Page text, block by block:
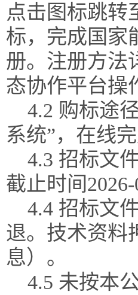
点击图标跳转
标，完成国家
册。注册方
态协作平台操
4.2 购标途
系统”，在线
4.3 招标文
截止时间
4.4 招标文
退。技术资料
息）。
4.5 未按本